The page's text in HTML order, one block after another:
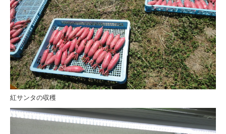
紅サンタの収穫